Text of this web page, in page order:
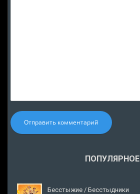
Отправить комментарий
ПОПУЛЯРНОЕ
Бесстыжие / Бесстыдники